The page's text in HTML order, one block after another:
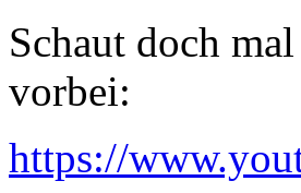
Schaut doch
vorbei:
https://